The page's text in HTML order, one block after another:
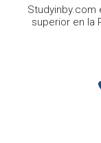
Studyinby.com
superior en la